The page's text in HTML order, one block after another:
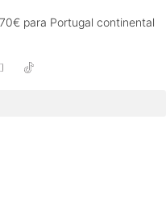
para Portugal continental